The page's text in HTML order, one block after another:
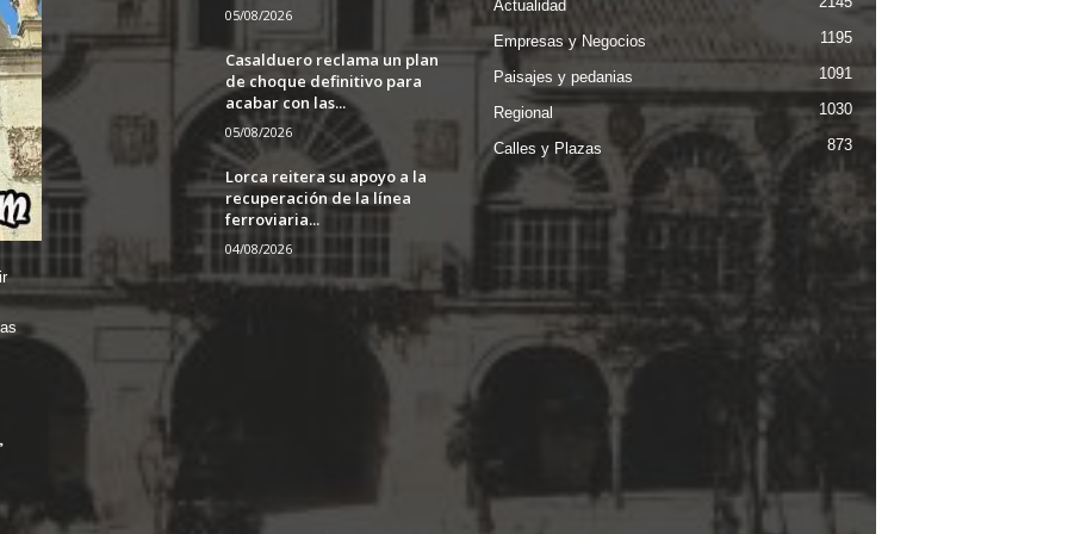
05/08/2026
Casalduero reclama un plan
de choque definitivo para
acabar con las...
05/08/2026
Lorca reitera su apoyo a la
recuperación de la línea
ferroviaria...
04/08/2026
Actualidad
Empresas y Negocios 1195
Paisajes y pedanias 1091
Regional 1030
Calles y Plazas 873